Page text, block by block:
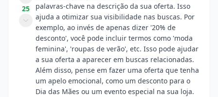
25
palavras-chave na descrição da sua oferta. Isso
ajuda a otimizar sua visibilidade nas buscas. Por
exemplo, ao invés de apenas dizer '20% de
desconto', você pode incluir termos como 'moda
feminina', 'roupas de verão', etc. Isso pode ajudar
a sua oferta a aparecer em buscas relacionadas.
Além disso, pense em fazer uma oferta que tenha
um apelo emocional, como um desconto para o
Dia das Mães ou um evento especial na sua loja.